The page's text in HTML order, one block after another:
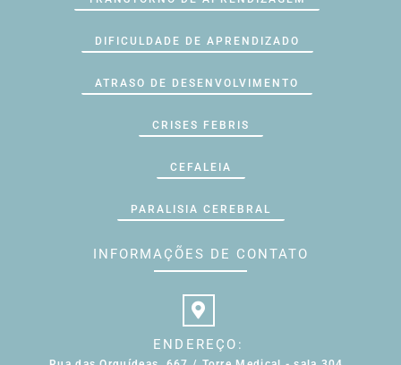
DIFICULDADE DE APRENDIZADO
ATRASO DE DESENVOLVIMENTO
CRISES FEBRIS
CEFALEIA
PARALISIA CEREBRAL
INFORMAÇÕES DE CONTATO
ENDEREÇO: